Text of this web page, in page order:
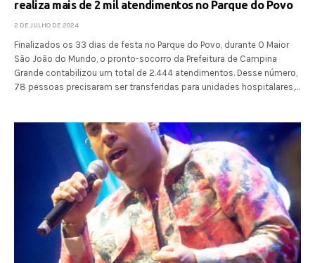
realiza mais de 2 mil atendimentos no Parque do Povo
2 DE JULHO DE 2024
Finalizados os 33 dias de festa no Parque do Povo, durante O Maior
São João do Mundo, o pronto-socorro da Prefeitura de Campina
Grande contabilizou um total de 2.444 atendimentos. Desse número,
78 pessoas precisaram ser transferidas para unidades hospitalares,…